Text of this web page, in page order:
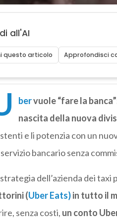
all'AI
questo articolo Approfondisci
bervuole “fare la
nascita della nuova
e li potenzia con un
bancario senza
dell’azienda dei taxi
(Uber Eats)in tutto il
senza costi, un conto